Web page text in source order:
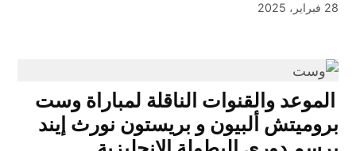
28 فبراير، 2025
الموعد والقنوات الناقلة لمباراة وست
بروميتش ألبيون و بريستون نورث إيند